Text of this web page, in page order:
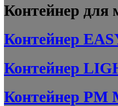
Контейнер для
Контейнер
Контейнер
Контейнер PM